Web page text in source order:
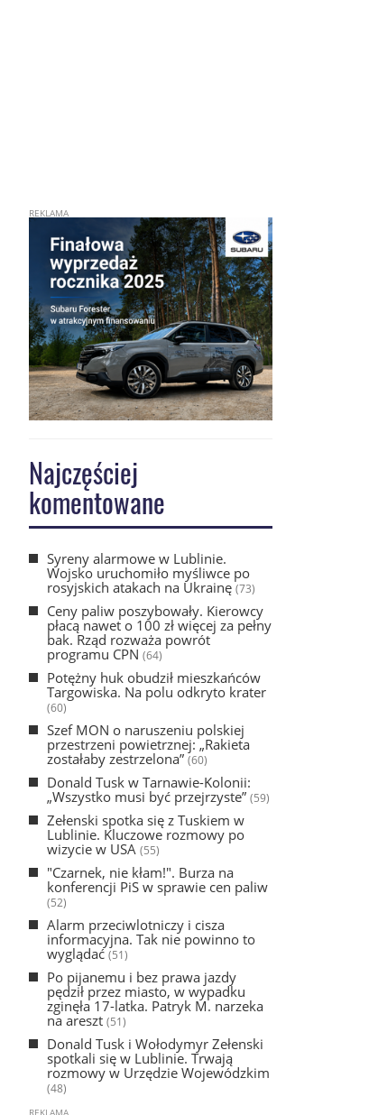
Najczęściej
komentowane
Syreny alarmowe w Lublinie.
Wojsko uruchomiło myśliwce po
rosyjskich atakach na Ukrainę(73)
Ceny paliw poszybowały. Kierowcy
płacą nawet o 100 zł więcej za pełny
bak. Rząd rozważa powrót
programu CPN (64)
Potężny huk obudził mieszkańców
Targowiska. Na polu odkryto krater
(60)
Szef MON o naruszeniu polskiej
przestrzeni powietrznej: „Rakieta
zostałaby zestrzelona” (60)
Donald Tusk w Tarnawie-Kolonii:
„Wszystko musi być przejrzyste” (59)
Zełenski spotka się z Tuskiem w
Lublinie. Kluczowe rozmowy po
wizycie w USA (55)
"Czarnek, nie kłam!". Burza na
konferencji PiS w sprawie cen paliw
(52)
Alarm przeciwlotniczy i cisza
informacyjna. Tak nie powinno to
wyglądać(51)
Po pijanemu i bez prawa jazdy
pędził przez miasto, w wypadku
zginęła 17-latka. Patryk M. narzeka
na areszt (51)
Donald Tusk i Wołodymyr Zełenski
spotkali się w Lublinie. Trwają
rozmowy w Urzędzie Wojewódzkim
(48)